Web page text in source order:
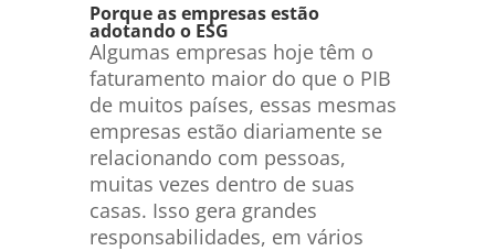
Porque as empresas estão
adotando o ESG
Algumas empresas hoje têm o
faturamento maior do que o PIB
de muitos países, essas mesmas
empresas estão diariamente se
relacionando com pessoas,
muitas vezes dentro de suas
casas. Isso gera grandes
responsabilidades, em vários